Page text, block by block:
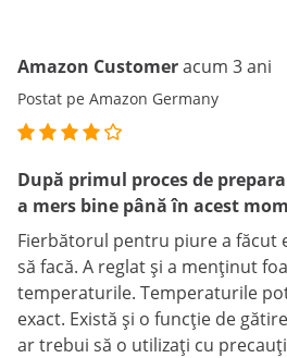
Amazon Customeracum 3 ani
Postat pe Amazon Germany
După primul proces de
a mers bine până în acest
Fierbătorul pentru piure a făcut
să facă. A reglat și a menținut
temperaturile. Temperaturile
exact. Există și o funcție de
ar trebui să o utilizați cu